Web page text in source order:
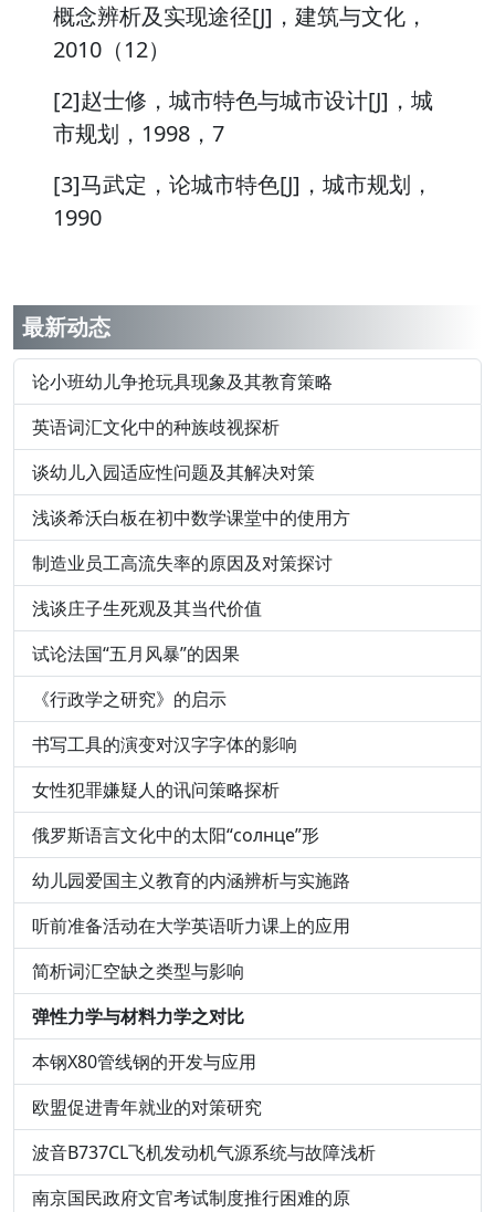
概念辨析及实现途径[J]，建筑与文化，
2010（12）
[2]赵士修，城市特色与城市设计[J]，城
市规划，1998，7
[3]马武定，论城市特色[J]，城市规划，
1990
最新动态
论小班幼儿争抢玩具现象及其教育策略
英语词汇文化中的种族歧视探析
谈幼儿入园适应性问题及其解决对策
浅谈希沃白板在初中数学课堂中的使用方
制造业员工高流失率的原因及对策探讨
浅谈庄子生死观及其当代价值
试论法国“五月风暴”的因果
《行政学之研究》的启示
书写工具的演变对汉字字体的影响
女性犯罪嫌疑人的讯问策略探析
俄罗斯语言文化中的太阳“солнце”形
幼儿园爱国主义教育的内涵辨析与实施路
听前准备活动在大学英语听力课上的应用
简析词汇空缺之类型与影响
弹性力学与材料力学之对比
本钢X80管线钢的开发与应用
欧盟促进青年就业的对策研究
波音B737CL飞机发动机气源系统与故障浅析
南京国民政府文官考试制度推行困难的原